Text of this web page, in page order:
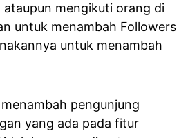
mengikuti orang di
untuk menambah Followers
untuk menambah
pengunjung
yang ada pada fitur